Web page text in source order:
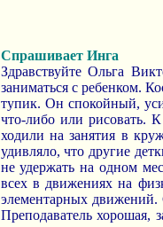
Спрашивает Инга
Здравствуйте Ольга
заниматься с ребенком.
тупик. Он спокойный,
что-либо или рисовать.
ходили на занятия в
удивляло, что другие
не удержать на одном
всех в движениях на
элементарных движений.
Преподаватель хорошая,